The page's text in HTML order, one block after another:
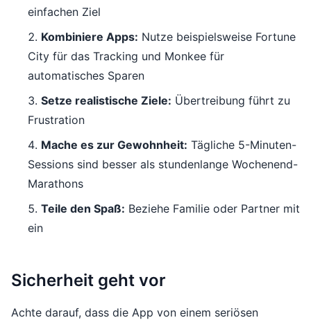
einfachen Ziel
Kombiniere Apps: Nutze beispielsweise Fortune
City für das Tracking und Monkee für
automatisches Sparen
Setze realistische Ziele: Übertreibung führt zu
Frustration
Mache es zur Gewohnheit: Tägliche 5-Minuten-
Sessions sind besser als stundenlange Wochenend-
Marathons
Teile den Spaß: Beziehe Familie oder Partner mit
ein
Sicherheit geht vor
Achte darauf, dass die App von einem seriösen